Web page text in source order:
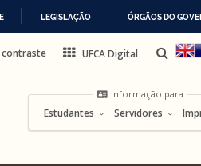
LEGISLAÇÃO ÓRGÃOS DO
UFCA Digital
Informação para
Estudantes Servidores